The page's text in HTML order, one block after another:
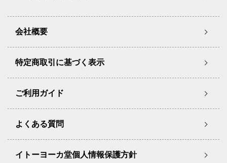
会社概要
特定商取引に基づく表示
ご利用ガイド
よくある質問
イトーヨーカ堂個人情報保護方針